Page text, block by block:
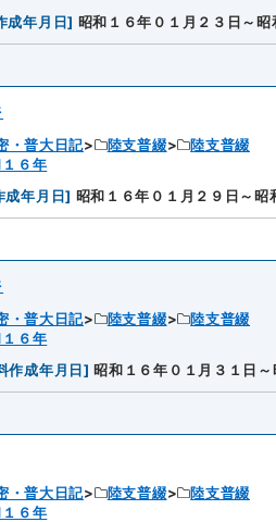
成年月日] 昭和１６年０１月２３日～
・普大日記 陸支普綴
陸支普綴
６年
成年月日] 昭和１６年０１月２９日～昭
・普大日記 陸支普綴
陸支普綴
６年
作成年月日] 昭和１６年０１月３１日
・普大日記 陸支普綴
陸支普綴
６年